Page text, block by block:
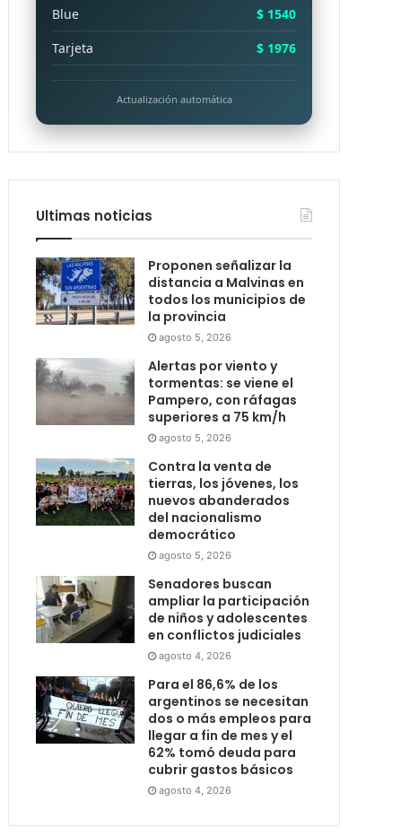
Blue
$ 1540
Tarjeta
$ 1976
Actualización automática
Ultimas noticias
Proponen señalizar la
distancia a Malvinas en
todos los municipios de
la provincia
agosto 5, 2026
Alertas por viento y
tormentas: se viene el
Pampero, con ráfagas
superiores a 75 km/h
agosto 5, 2026
Contra la venta de
tierras, los jóvenes, los
nuevos abanderados
del nacionalismo
democrático
agosto 5, 2026
Senadores buscan
ampliar la participación
de niños y adolescentes
en conflictos judiciales
agosto 4, 2026
Para el 86,6% de los
argentinos se necesitan
dos o más empleos para
llegar a fin de mes y el
62% tomó deuda para
cubrir gastos básicos
agosto 4, 2026